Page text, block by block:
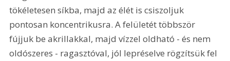
tökéletesen síkba, majd az élét is csiszoljuk
pontosan koncentrikusra. A felületét többször
fújjuk be akrillakkal, majd vízzel oldható - és nem
oldószeres - ragasztóval, jól lepréselve rögzítsük fel